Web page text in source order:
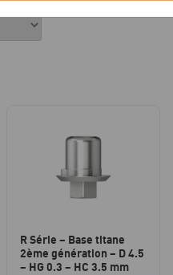
R Série – Base titane
2ème génération – D 4.5
– HG 0.3 – HC 3.5 mm